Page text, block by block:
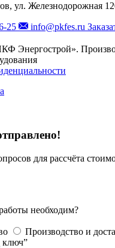
ул. Железнодорожная
25 info@pkfes.ru
Энергострой».
для рассчёта
необходим?
Производство и
ключ”